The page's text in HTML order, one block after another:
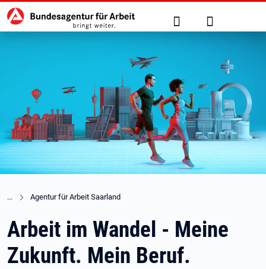
zu den Hauptinhalten springen
Hauptnavigation Suche Anmelden
Agentur für Arbeit Saarland
Arbeit im Wandel - Meine
Zukunft. Mein Beruf.